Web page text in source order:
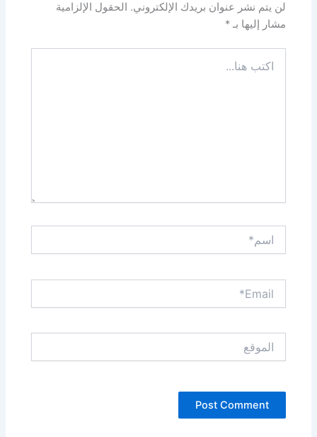
لن يتم نشر عنوان بريدك الإلكتروني.
الحقول الإلزامية
مشار إليها بـ*
هنا...